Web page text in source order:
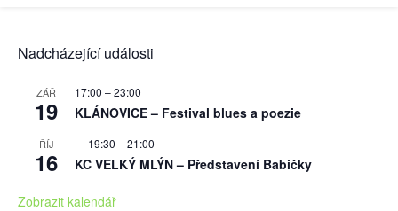
Nadcházející události
ZÁŘ
19
17:00 –23:00
KLÁNOVICE – Festival blues a poezie
ŘÍJ
16
Doporučené
19:30 –21:00
KC VELKÝ MLÝN – Představení Babičky
Zobrazit kalendář